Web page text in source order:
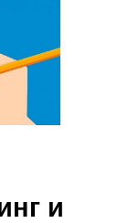
мы
и